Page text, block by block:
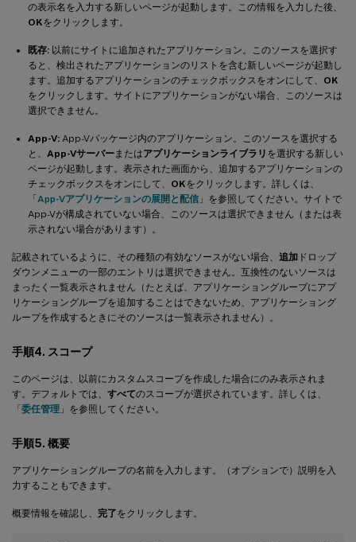
の表示名を入力する新しいページが起動します。この情報を入力した後、
OKをクリックします。
既存: 以前にサイトに追加されたアプリケーション。このソースを選択す
ると、検出されたアプリケーションのリストを含む新しいページが起動し
ます。追加するアプリケーションのチェックボックスをオンにして、 OK
をクリックします。サイトにアプリケーションがない場合、このソースは
選択できません。
App-V: App-Vパッケージ内のアプリケーション。このソースを選択する
と、 App-Vサーバーまたはアプリケーションライブラリ を選択する新しい
ページが起動します。表示された画面から、追加するアプリケーションの
チェックボックスをオンにして、 OKをクリックします。詳しくは、
「App-Vアプリケーションの展開と配信 」を参照してください。サイトで
App-Vが構成されていない場合、このソースは選択できません（または表
示されない場合があります）。
記載されているように、その種類の有効なソースがない場合、 追加 ドロップ
ダウンメニューの一部のエントリは選択できません。互換性のないソースは
まったく一覧表示されません（たとえば、アプリケーショングループにアプ
リケーショングループを追加することはできないため、アプリケーショング
ループを作成するときにそのソースは一覧表示されません）。
手順4. スコープ
このページは、以前にカスタムスコープを作成した場合にのみ表示されま
す。デフォルトでは、 すべてのスコープが選択されています。詳しくは、
「委任管理 」を参照してください。
手順5. 概要
アプリケーショングループの名前を入力します。（オプションで）説明を入
力することもできます。
概要情報を確認し、 完了をクリックします。